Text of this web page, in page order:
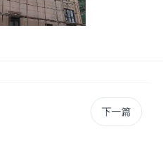
下一篇